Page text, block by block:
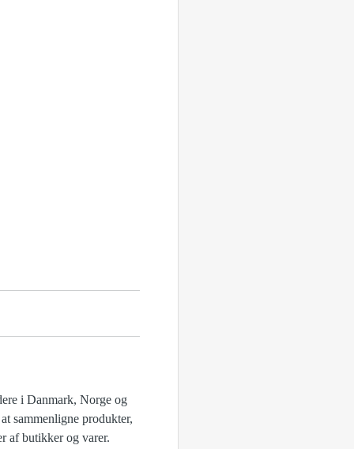
i Danmark, Norge og
sammenligne produkter,
af butikker og varer.